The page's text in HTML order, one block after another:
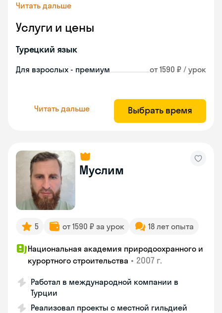
Читать дальше
Услуги и цены
Турецкий язык
Для взрослых - премиум от 1590 ₽ / урок
Читать дальше Выбрать время
Муслим
5 от 1590 ₽ за урок 18 лет опыта
Национальная академия природоохранного и
курортного строительства • 2007 г.
Работал в международной компании в
Турции
Реализовал проекты с местной гильдией